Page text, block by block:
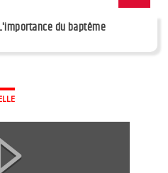
du baptême